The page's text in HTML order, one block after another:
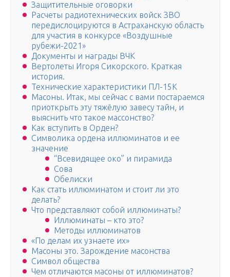
Защитительные оговорки
Расчеты радиотехнических войск ЗВО
передислоцируются в Астраханскую область
для участия в конкурсе «Воздушные
рубежи-2021»
Документы и награды ВЧК
Вертолеты Игоря Сикорского. Краткая
история.
Технические характеристики ПЛ-15К
Масоны. Итак, мы сейчас с вами постараемся
приоткрыть эту тяжёлую завесу тайн, и
выяснить что такое массонство?
Как вступить в Орден?
Символика ордена иллюминатов и ее
значение
“Всевидящее око” и пирамида
Сова
Обелиски
Как стать иллюминатом и стоит ли это
делать?
Что представляют собой иллюминаты?
Иллюминаты – кто это?
Методы иллюминатов
«По делам их узнаете их»
Масоны это. Зарождение масонства
Символ общества
Чем отличаются масоны от иллюминатов?